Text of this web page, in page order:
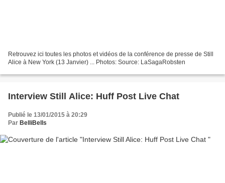
Retrouvez ici toutes les photos et vidéos de la conférence de presse de Still
Alice à New York (13 Janvier) ... Photos: Source: LaSagaRobsten
Interview Still Alice: Huff Post Live Chat
Publié le 13/01/2015 à 20:29
Par BelliBells